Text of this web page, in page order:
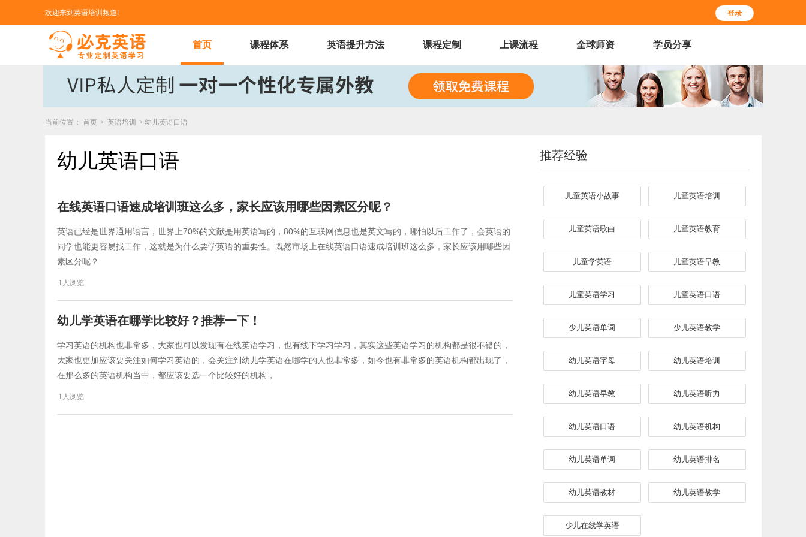
登录
欢迎来到英语培训频道!
首页 课程体系 英语提升方法 课程定制 上课流程 全球师资 学员分享
当前位置： 首页 > 英语培训 > 幼儿英语口语
幼儿英语口语
在线英语口语速成培训班这么多，家长应该用哪些因素区分呢？
英语已经是世界通用语言，世界上70%的文献是用英语写的，80%的互联网信息也是英文写的，哪怕以后工作了，会英语的
同学也能更容易找工作，这就是为什么要学英语的重要性。既然市场上在线英语口语速成培训班这么多，家长应该用哪些因
素区分呢？
1人浏览
幼儿学英语在哪学比较好？推荐一下！
学习英语的机构也非常多，大家也可以发现有在线英语学习，也有线下学习学习，其实这些英语学习的机构都是很不错的，
大家也更加应该要关注如何学习英语的，会关注到幼儿学英语在哪学的人也非常多，如今也有非常多的英语机构都出现了，
在那么多的英语机构当中，都应该要选一个比较好的机构，
1人浏览
推荐经验
儿童英语小故事 儿童英语培训
儿童英语歌曲 儿童英语教育
儿童学英语 儿童英语早教
儿童英语学习 儿童英语口语
少儿英语单词 少儿英语教学
幼儿英语字母 幼儿英语培训
幼儿英语早教 幼儿英语听力
幼儿英语口语 幼儿英语机构
幼儿英语单词 幼儿英语排名
幼儿英语教材 幼儿英语教学
少儿在线学英语